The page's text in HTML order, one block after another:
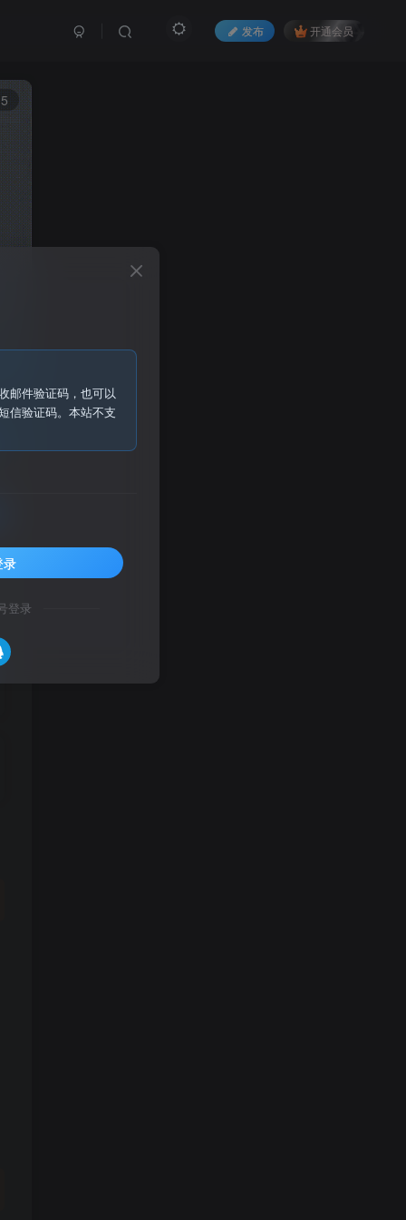
发布 开通会员
邮件验证码，也可以
信验证码。本站不支
录
登录